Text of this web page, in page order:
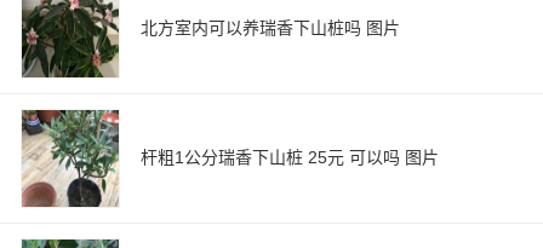
北方室内可以养瑞香下山桩吗 图片
杆粗1公分瑞香下山桩 25元 可以吗 图片